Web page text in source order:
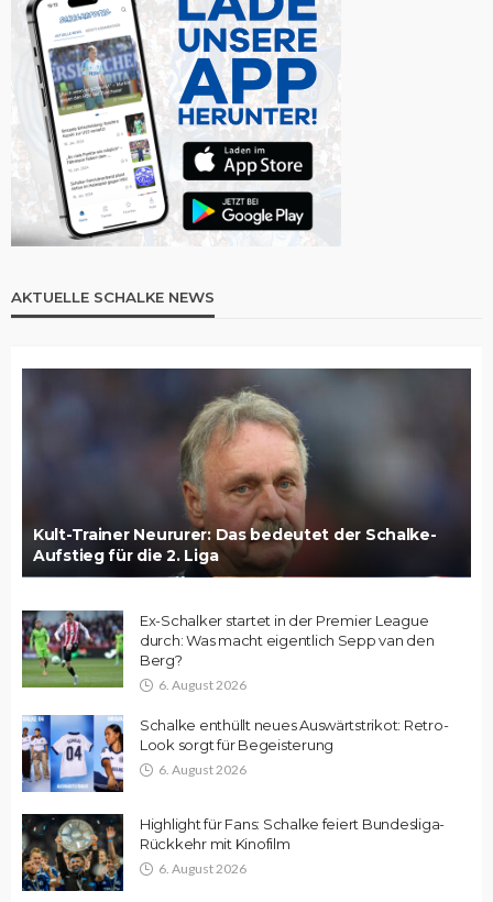
AKTUELLE SCHALKE NEWS
Kult-Trainer Neururer: Das bedeutet der Schalke-
Aufstieg für die 2. Liga
Ex-Schalker startet in der Premier League
durch: Was macht eigentlich Sepp van den
Berg?
6. August 2026
Schalke enthüllt neues Auswärtstrikot: Retro-
Look sorgt für Begeisterung
6. August 2026
Highlight für Fans: Schalke feiert Bundesliga-
Rückkehr mit Kinofilm
6. August 2026